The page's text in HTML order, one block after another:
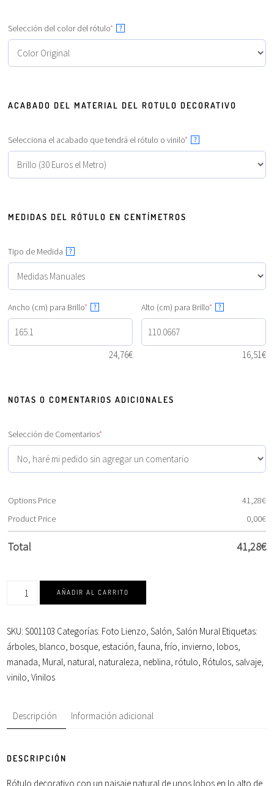
Selección del color del rótulo* ?
ACABADO DEL MATERIAL DEL ROTULO DECORATIVO
Selecciona el acabado que tendrá el rótulo o vinilo* ?
MEDIDAS DEL RÓTULO EN CENTÍMETROS
Tipo de Medida ?
Ancho (cm) para Brillo* ?
24,76€
Alto (cm) para Brillo* ?
16,51€
NOTAS O COMENTARIOS ADICIONALES
Selección de Comentarios*
Options Price 41,28€
Product Price
0,00€
Total 41,28€
AÑADIR AL CARRITO
SKU:S001103 Categorías: Foto Lienzo,Salón,Salón Mural Etiquetas:
árboles, blanco, bosque, estación,fauna,frío, invierno, lobos,
manada, Mural, natural, naturaleza, neblina, rótulo, Rótulos, salvaje,
vinilo,Vinilos
Descripción Información adicional
DESCRIPCIÓN
Rótulo decorativo con un paisaje natural de unos lobos en lo alto de